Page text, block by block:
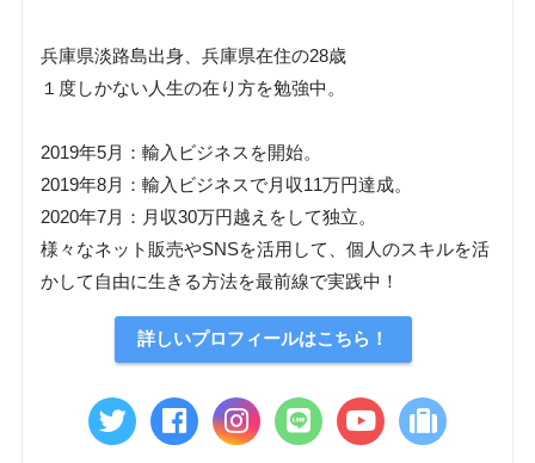
兵庫県淡路島出身、兵庫県在住の28歳
１度しかない人生の在り方を勉強中。
2019年5月：輸入ビジネスを開始。
2019年8月：輸入ビジネスで月収11万円達成。
2020年7月：月収30万円越えをして独立。
様々なネット販売やSNSを活用して、個人のスキルを活
かして自由に生きる方法を最前線で実践中！
詳しいプロフィールはこちら！